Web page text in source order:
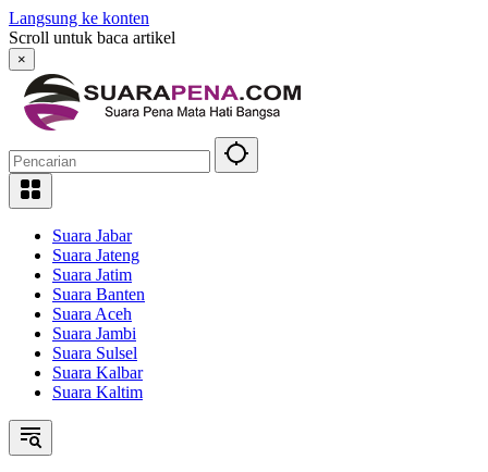
Langsung ke konten
Scroll untuk baca artikel
×
Suara Jabar
Suara Jateng
Suara Jatim
Suara Banten
Suara Aceh
Suara Jambi
Suara Sulsel
Suara Kalbar
Suara Kaltim